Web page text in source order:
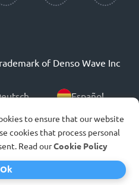
of Denso Wave Inc
Español
Italiano Français
to ensure that our website
cookies that process personal
Read ourCookie Policy
Ok